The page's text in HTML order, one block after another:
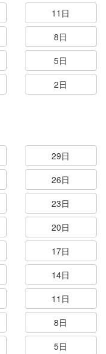
11日
8日
5日
2日
29日
26日
23日
20日
17日
14日
11日
8日
5日